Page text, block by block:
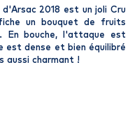
2018 est un joli Cru
un bouquet de fruits
En bouche, l'attaque est
dense et bien équilibré
aussi charmant !